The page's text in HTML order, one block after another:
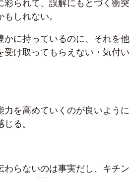
られて、誤解にもとづく衝突
しれない。
に持っているのに、それを他
受け取ってもらえない・気付い
を高めていくのが良いように
る。
らないのは事実だし、キチン